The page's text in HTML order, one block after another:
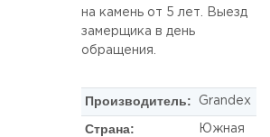
на камень от 5 лет. Выезд
замерщика в день
обращения.
Производитель: Grandex
Страна:
Южная